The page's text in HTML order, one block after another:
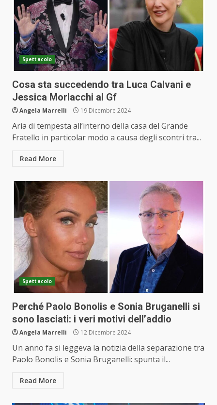
Spettacolo
Cosa sta succedendo tra Luca Calvani e
Jessica Morlacchi al Gf
Angela Marrelli 19 Dicembre 2024
Aria di tempesta all’interno della casa del Grande
Fratello in particolar modo a causa degli scontri tra...
Read More
Spettacolo
Perché Paolo Bonolis e Sonia Bruganelli si
sono lasciati: i veri motivi dell’addio
Angela Marrelli 12 Dicembre 2024
Un anno fa si leggeva la notizia della separazione tra
Paolo Bonolis e Sonia Bruganelli: spunta il...
Read More